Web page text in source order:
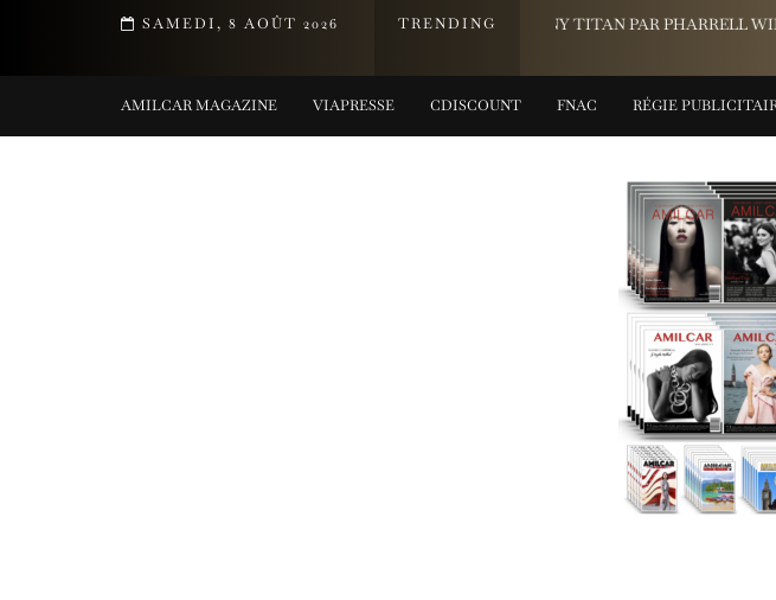
SAMEDI, 8 AOÛT 2026 TRENDING
DE LA COLLECTION TIFFANY TITAN PAR PHARRELL WILLIAMS
Fête des Pères 2026 : La
AMILCAR MAGAZINE VIAPRESSE CDISCOUNT FNAC RÉGIE